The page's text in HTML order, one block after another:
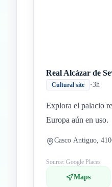
Real Alcázar de
Cultural site •3h
Explora el palacio
Europa aún en uso.
Casco Antiguo,
Source: Google Places
Maps